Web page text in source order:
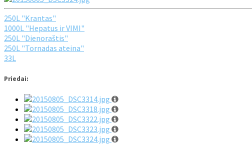
250L "Krantas"
1000L "Hepatus ir VIMI"
250L "Dienoraštis"
250L "Tornadas ateina"
33L
Priedai: